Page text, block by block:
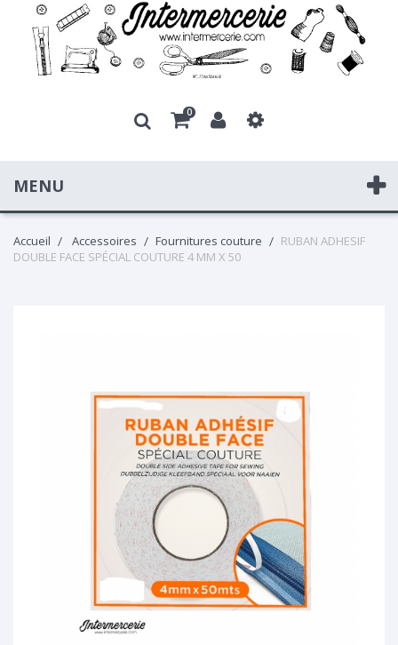
0
MENU
Accueil Accessoires Fournitures couture
RUBAN ADHESIF
DOUBLE FACE SPÉCIAL COUTURE 4 MM X 50